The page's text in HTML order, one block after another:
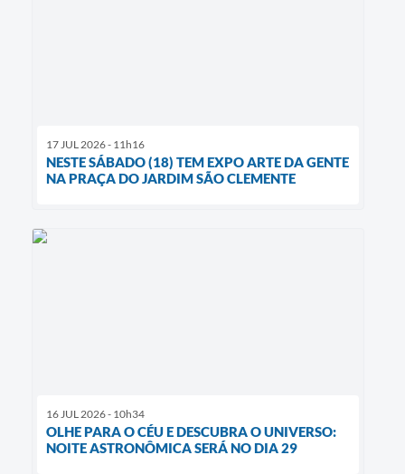
17 JUL 2026 - 11h16
NESTE SÁBADO (18) TEM EXPO ARTE DA GENTE
NA PRAÇA DO JARDIM SÃO CLEMENTE
16 JUL 2026 - 10h34
OLHE PARA O CÉU E DESCUBRA O UNIVERSO:
NOITE ASTRONÔMICA SERÁ NO DIA 29